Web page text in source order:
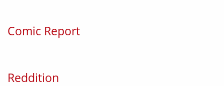
Comic Report
Reddition